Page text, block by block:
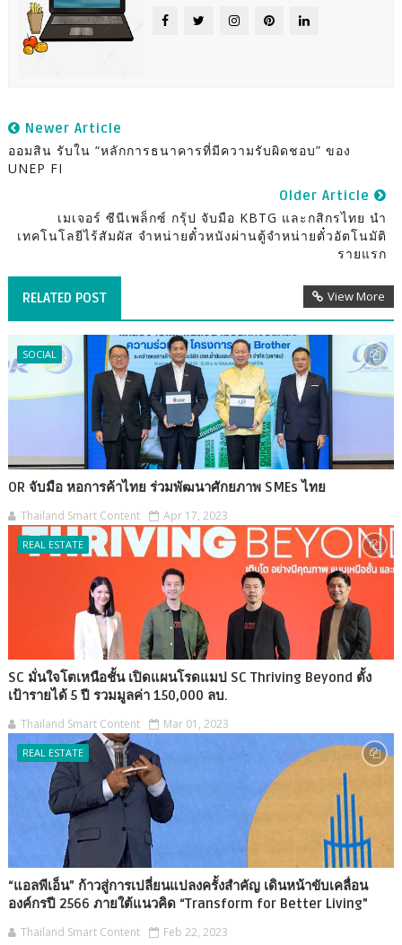
Newer Article
ออมสิน รับใน “หลักการธนาคารที่มีความรับผิดชอบ” ของ
UNEP FI
Older Article
เมเจอร์ ซีนีเพล็กซ์ กรุ้ป จับมือ KBTG และกสิกรไทย นำ
เทคโนโลยีไร้สัมผัส จำหน่ายตั๋วหนังผ่านตู้จำหน่ายตั๋วอัตโนมัติ
รายแรก
RELATED POST View More
SOCIAL
OR จับมือ หอการค้าไทย ร่วมพัฒนาศักยภาพ SMEs ไทย
Thailand Smart Content Apr 17, 2023
REAL ESTATE
SC มั่นใจโตเหนือชั้น เปิดแผนโรดแมป SC Thriving Beyond ตั้ง
เป้ารายได้ 5 ปี รวมมูลค่า 150,000 ลบ.
Thailand Smart Content Mar 01, 2023
REAL ESTATE
“แอลพีเอ็น” ก้าวสู่การเปลี่ยนแปลงครั้งสำคัญ เดินหน้าขับเคลื่อน
องค์กรปี 2566 ภายใต้แนวคิด “Transform for Better Living”
Thailand Smart Content Feb 22, 2023